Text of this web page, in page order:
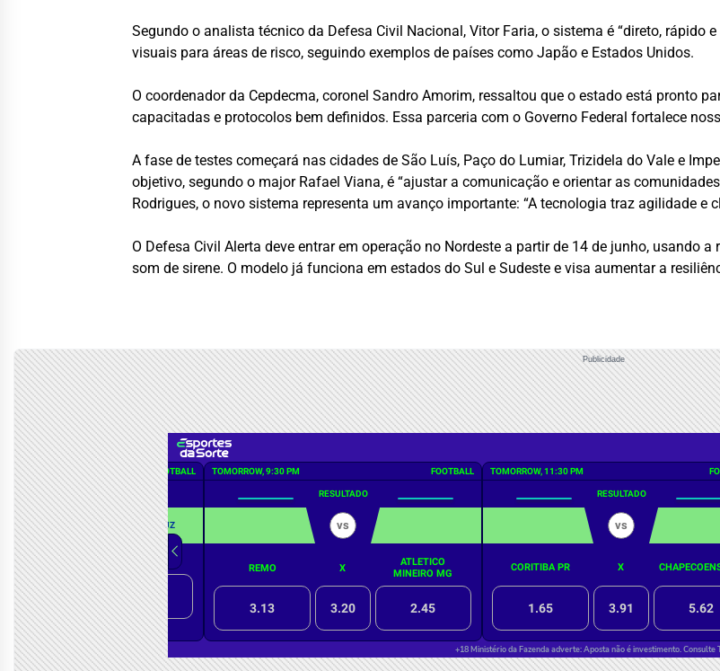
Segundo o analista técnico da Defesa Civil Nacional, Vitor Faria, o sistema é “direto, rápido
visuais para áreas de risco, seguindo exemplos de países como Japão e Estados Unidos.
O coordenador da Cepdecma, coronel Sandro Amorim, ressaltou que o estado está pronto
capacitadas e protocolos bem definidos. Essa parceria com o Governo Federal fortalece
A fase de testes começará nas cidades de São Luís, Paço do Lumiar, Trizidela do Vale e
objetivo, segundo o major Rafael Viana, é “ajustar a comunicação e orientar as
Rodrigues, o novo sistema representa um avanço importante: “A tecnologia traz agilidade e
O Defesa Civil Alerta deve entrar em operação no Nordeste a partir de 14 de junho, usando
som de sirene. O modelo já funciona em estados do Sul e Sudeste e visa aumentar a
Publicidade